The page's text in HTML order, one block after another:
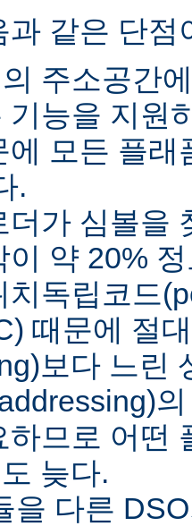
과 같은 단점
주소공간
기능을 지원
에 모든 플
.
더가 심볼을
이 약 20%
치독립코드
때문에 절
보다 느린
하므로 어떤
늦다.
을 다른